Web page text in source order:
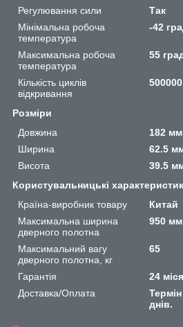
Регулювання сили
Так
Мінімальна робоча
температура
-42
Максимальна робоча
температура
55
Кількість циклів
відкривання
500000
Розміри
Довжина
182 мм
Ширина
62.5
Висота
39.5
Користувальницькі
Країна-виробник товару
Китай
Максимальна ширина
дверного полотна
950 мм
Максимальний вагу
дверного полотна, кг
65
Гарантія
24
Доставка/Оплата
днів.